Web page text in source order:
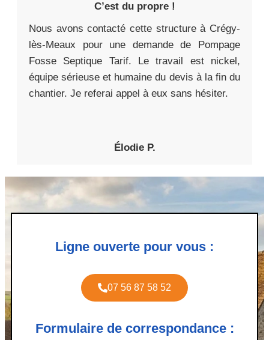
C’est du propre !
Nous avons contacté cette structure à Crégy-
lès-Meaux pour une demande de Pompage
Fosse Septique Tarif. Le travail est nickel,
équipe sérieuse et humaine du devis à la fin du
chantier. Je referai appel à eux sans hésiter.
Élodie P.
Ligne ouverte pour vous :
07 56 87 58 52
Formulaire de correspondance :